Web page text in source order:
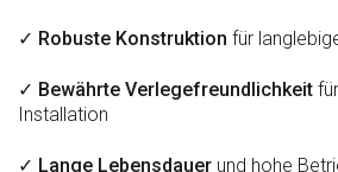
✓ Robuste Konstruktion für
✓ Bewährte Verlegefreundlichkeit
Installation
✓ Lange Lebensdauer und hohe